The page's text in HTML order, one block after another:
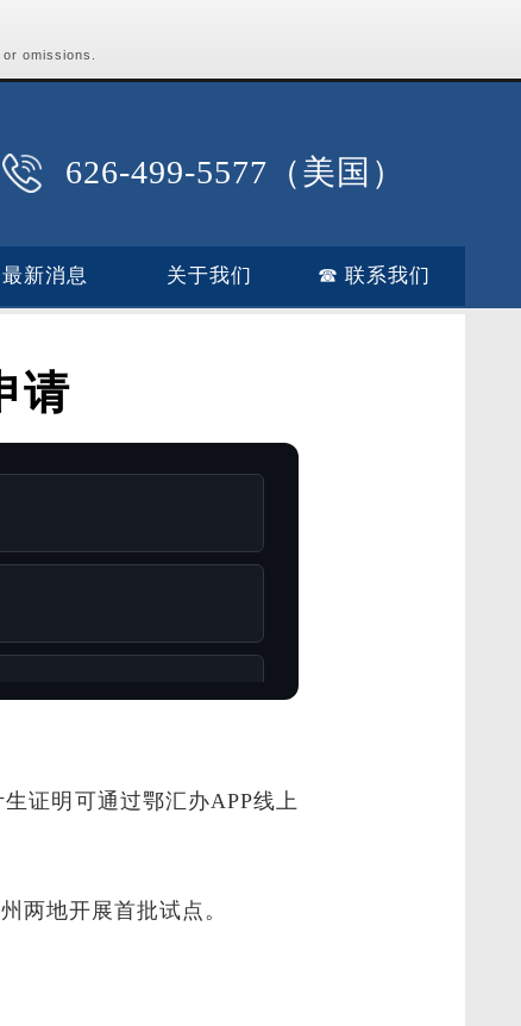
omissions.
626-499-5577（美国）
最新消息 关于我们 ☎ 联系我们
请
证明可通过鄂汇办APP线上
两地开展首批试点。